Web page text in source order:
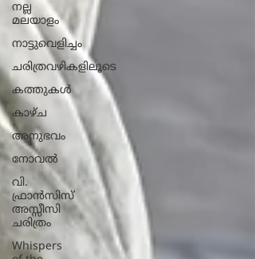
നല്ല
മലയാളം
നാട്ടുവെളിച്ചം
ചരിത്രവഴികളിലൂടെ
കത്തുകൾ
കാഴ്ച
അനുഭവം
നോവല്‍
വി.
ഫ്രാൻസിസ്
അസ്സീസി
ചരിത്രം
Whispers